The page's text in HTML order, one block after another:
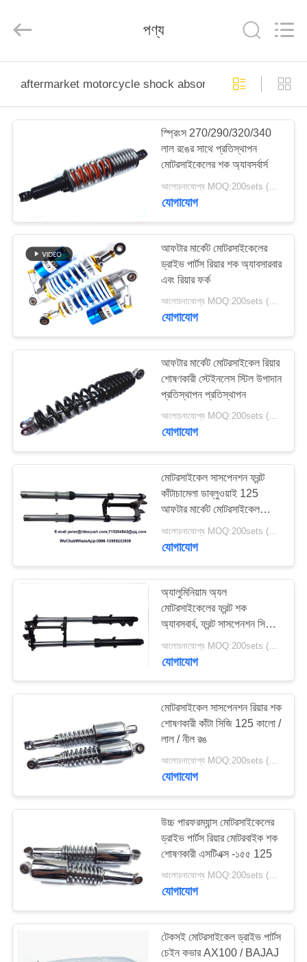
পণ্য
আমাদের
সম্পর্কে
কারখানা
ভ্রমণ
মান
উদ্ধৃতির
জন্য
আবেদন
সাইট
ম্যাপ
PRIVACY
POLICY
Export
Reserved.
পণ্য
aftermarket motorcycle shock absorbers
স্প্রিংস 270/290/320/340
লাল রঙের সাথে প্রতিস্থাপন
মোটরসাইকেলের শক অ্যাবসর্বার্স
আলোচনাযোগ্য MOQ:200sets (2pcs / সেট থাকে)
যোগাযোগ
আফটার মার্কেট মোটরসাইকেলের
ড্রাইভ পার্টস রিয়ার শক অ্যাবসারবার
এবং রিয়ার ফর্ক
আলোচনাযোগ্য MOQ:200sets (2pcs / সেট থাকে)
যোগাযোগ
আফটার মার্কেট মোটরসাইকেল রিয়ার
শোষণকারী স্টেইনলেস স্টিল উপাদান
প্রতিস্থাপন প্রতিস্থাপন
আলোচনাযোগ্য MOQ:200sets (2pcs / সেট থাকে)
যোগাযোগ
মোটরসাইকেল সাসপেনশন ফ্রন্ট
কাঁটাচামেলা ডাব্লুওয়াই 125
আফটার মার্কেট মোটরসাইকেল
যোগাযোগ
অ্যালুমিনিয়াম অ্যল
মোটরসাইকেলের ফ্রন্ট শক
অ্যাবসবার্ব, ফ্রন্ট সাসপেনশন সিজি
125 ফোর করে
আলোচনাযোগ্য MOQ:200sets (2pcs / সেট থাকে)
যোগাযোগ
মোটরসাইকেল সাসপেনশন রিয়ার শক
শোষণকারী কাঁটা সিজি 125 কালো /
লাল / নীল রঙ
আলোচনাযোগ্য MOQ:200sets (2pcs / সেট থাকে)
যোগাযোগ
উচ্চ পারফরম্যান্স মোটরসাইকেলের
ড্রাইভ পার্টস রিয়ার মোটরবাইক শক
শোষণকারী এসটিএক্স -১৫৫ 125
আলোচনাযোগ্য MOQ:200sets (2pcs / সেট থাকে)
যোগাযোগ
টেকসই মোটরসাইকেল ড্রাইভ পার্টস
চেইন কভার AX100 / BAJAJ